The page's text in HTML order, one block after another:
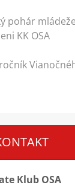
pohár
KK OSA
Klub OSA